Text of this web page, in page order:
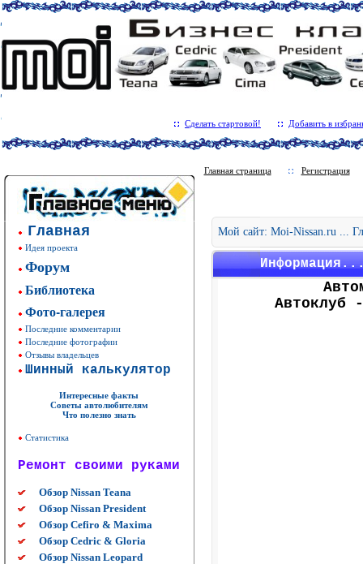
Сделать стартовой! Добавить в
Главная
Идея проекта
Форум
Библиотека
Фото-галерея
Последние комментарии
Последние фотографии
Отзывы владельцев
Шинный калькулятор
Интересные факты
Советы автолюбителям
Что полезно знать
Статистика
Ремонт своими руками
Обзор Nissan Teana
Обзор Nissan President
Обзор Cefiro & Maxima
Обзор Cedric & Gloria
Обзор Nissan Leopard
Главная страница Регистрация
Мой сайт: Moi-Nissan.ru ...
Автоклуб